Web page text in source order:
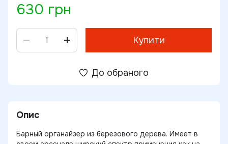
630 грн
Купити
До обраного
Опис
Барный органайзер из березового дерева. Имеет в